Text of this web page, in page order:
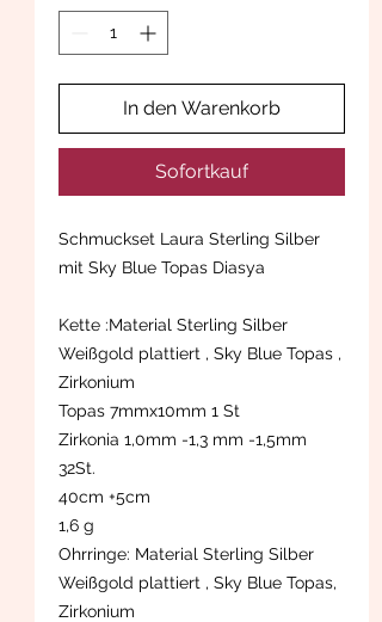
In den Warenkorb
Sofortkauf
Schmuckset Laura Sterling Silber
mit Sky Blue Topas Diasya
Kette :Material Sterling Silber
Weißgold plattiert , Sky Blue Topas ,
Zirkonium
Topas 7mmx10mm 1 St
Zirkonia 1,0mm -1,3 mm -1,5mm
32St.
40cm +5cm
1,6 g
Ohrringe: Material Sterling Silber
Weißgold plattiert , Sky Blue Topas,
Zirkonium